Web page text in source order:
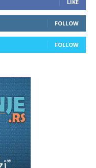
LIKE
FOLLOW
FOLLOW